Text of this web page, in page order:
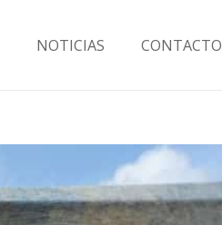
NOTICIAS CONTACTO